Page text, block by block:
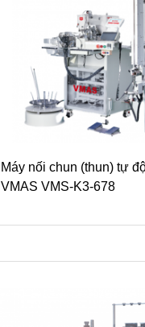
Máy nối chun (thun) tự
VMAS VMS-K3-678